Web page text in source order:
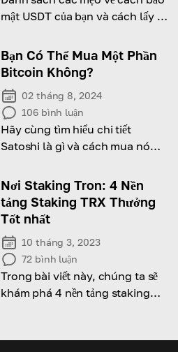
mật USDT của bạn và cách lấy lại
đánh cắp
Bạn Có Thể Mua Một Phần
Bitcoin Không?
02 tháng 8, 2024
106 bình luận
Hãy cùng tìm hiểu chi tiết
Satoshi là gì và cách mua nó
Nơi Staking Tron: 4 Nền
tảng Staking TRX Thưởng
Tốt nhất
10 tháng 3, 2023
72 bình luận
Trong bài viết này, chúng ta sẽ
khám phá 4 nền tảng staking
trình này trở nên dễ dàng hơn.